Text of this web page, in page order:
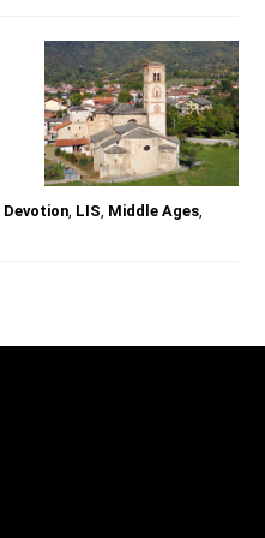
Devotion, LIS, Middle Ages,